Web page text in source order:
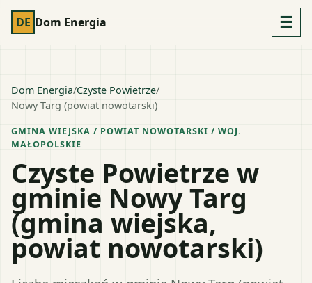
DE Dom Energia ☰
Dom Energia/Czyste Powietrze/
Nowy Targ (powiat nowotarski)
GMINA WIEJSKA / POWIAT NOWOTARSKI / WOJ.
MAŁOPOLSKIE
Czyste Powietrze w
gminie Nowy Targ
(gmina wiejska,
powiat nowotarski)